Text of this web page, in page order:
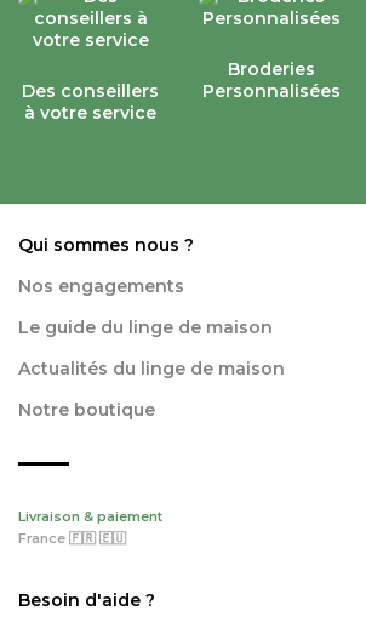
Des conseillers
à votre service
Broderies
Personnalisées
Qui sommes nous ?
Nos engagements
Le guide du linge de maison
Actualités du linge de maison
Notre boutique
Livraison & paiement
France 🇫🇷 🇪🇺
Besoin d'aide ?